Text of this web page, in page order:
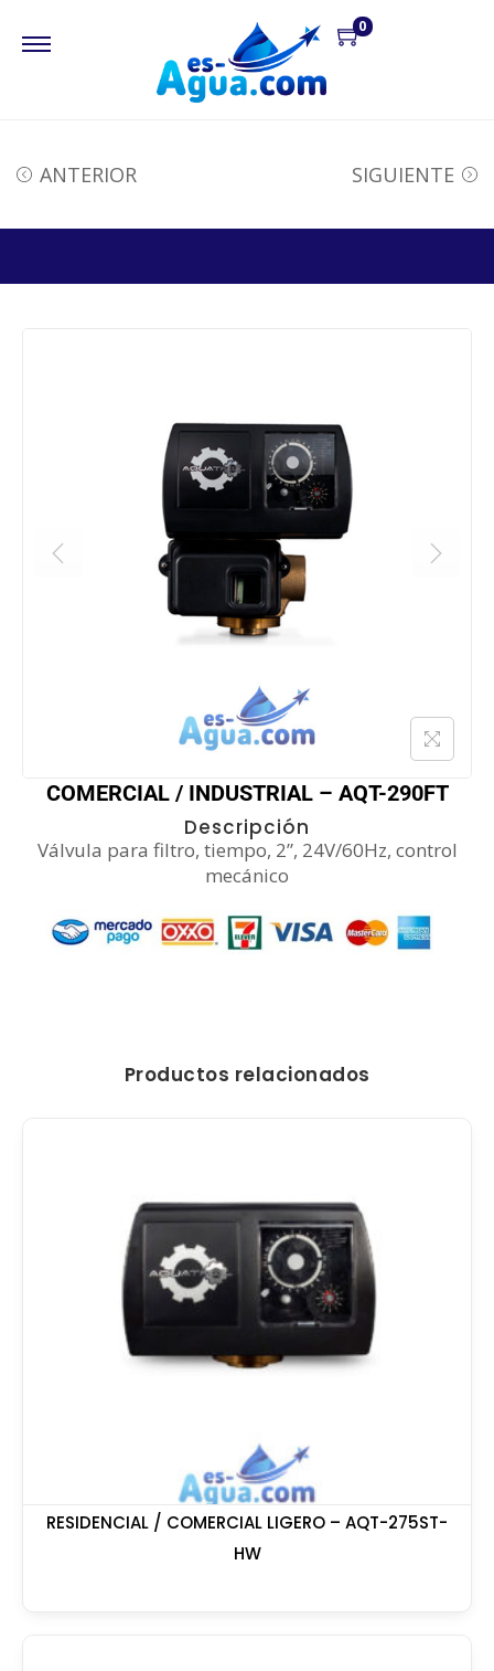
0
ANTERIOR SIGUIENTE
COMERCIAL / INDUSTRIAL – AQT-290FT
Descripción
Válvula para filtro, tiempo, 2”, 24V/60Hz, control
mecánico
Productos relacionados
RESIDENCIAL / COMERCIAL LIGERO – AQT-275ST-
HW